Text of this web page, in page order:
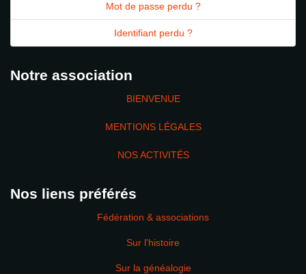
Mot de passe perdu ?
Identifiant perdu ?
Notre association
BIENVENUE
MENTIONS LÉGALES
NOS ACTIVITÉS
Nos liens préférés
Fédération & associations
Sur l'histoire
Sur la généalogie